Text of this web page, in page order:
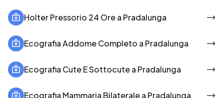
Holter Pressorio 24 Ore a Pradalunga
Ecografia Addome Completo a Pradalunga
Ecografia Cute E Sottocute a Pradalunga
Ecografia Mammaria Bilaterale a Pradalunga